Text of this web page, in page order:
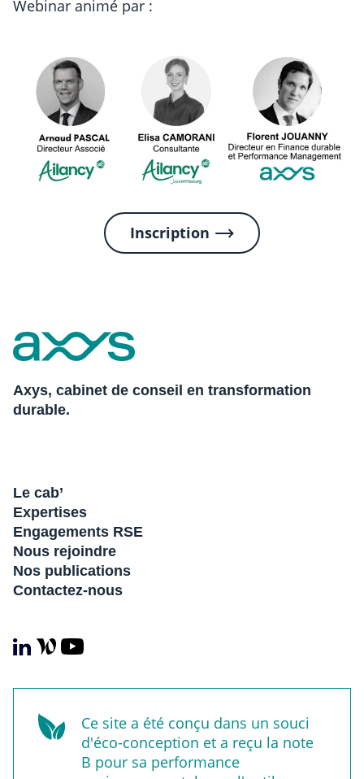
Webinar animé par :
Inscription
Axys, cabinet de conseil en transformation
durable.
Le cab’
Expertises
Engagements RSE
Nous rejoindre
Nos publications
Contactez-nous
Ce site a été conçu dans un souci
d'éco-conception et a reçu la note
B pour sa performance